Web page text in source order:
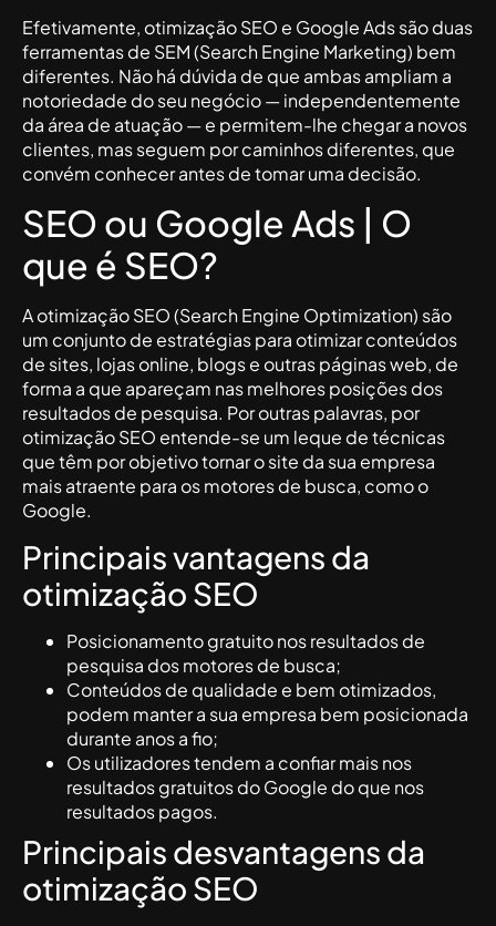
Efetivamente, otimização SEO e Google Ads são duas
ferramentas de SEM (Search Engine Marketing) bem
diferentes. Não há dúvida de que ambas ampliam a
notoriedade do seu negócio — independentemente
da área de atuação — e permitem-lhe chegar a novos
clientes, mas seguem por caminhos diferentes, que
convém conhecer antes de tomar uma decisão.
SEO ou Google Ads | O
que é SEO?
A otimização SEO (Search Engine Optimization) são
um conjunto de estratégias para otimizar conteúdos
de sites, lojas online, blogs e outras páginas web, de
forma a que apareçam nas melhores posições dos
resultados de pesquisa. Por outras palavras, por
otimização SEO entende-se um leque de técnicas
que têm por objetivo tornar o site da sua empresa
mais atraente para os motores de busca, como o
Google.
Principais vantagens da
otimização SEO
Posicionamento gratuito nos resultados de
pesquisa dos motores de busca;
Conteúdos de qualidade e bem otimizados,
podem manter a sua empresa bem posicionada
durante anos a fio;
Os utilizadores tendem a confiar mais nos
resultados gratuitos do Google do que nos
resultados pagos.
Principais desvantagens da
otimização SEO